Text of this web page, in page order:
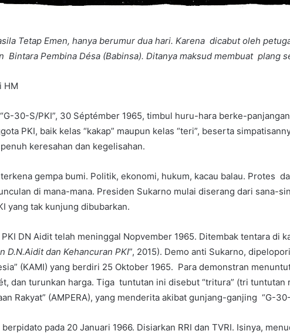
Tetap Emen, hanya berumur dua hari. Karena dicabutoleh pe
Bintara Pembina Désa (Babinsa). Ditanya maksud membuat plang
HM
30-S/PKI”, 30 Séptémber 1965, timbul huru-hara berke-
PKI, baik kelas “kakap” maupun kelas “teri”, beserta
keresahan dan kegelisahan.
gempa bumi. Politik, ekonomi, hukum, kacau balau. Protes
di mana-mana. Presiden Sukarno mulai diserang dari sana-
yang tak kunjung dibubarkan.
PKI DN Aidit telah meninggal Nopvember 1965. Ditembak tentara di
D.N.Aidit dan Kehancuran PKI”, 2015). Demo anti Sukarno,
(KAMI) yang berdiri 25 Oktober 1965. Para demonstran
dan turunkan harga. Tiga tuntutan ini disebut “tritura” (tri tuntutan
Rakyat” (AMPERA), yang menderita akibat gunjang-ganjing “G-
pada 20 Januari 1966. Disiarkan RRI dan TVRI. Isinya,